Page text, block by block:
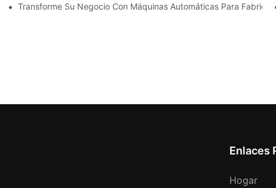
Transforme Su Negocio Con Máquinas Automáticas Para Fabricar
Enlaces
Hogar